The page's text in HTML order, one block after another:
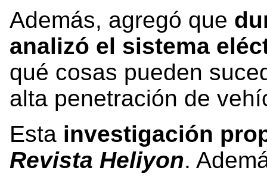
Además, agregó que
analizó el sistema
qué cosas pueden
alta penetración de
Esta investigación
Revista Heliyon.